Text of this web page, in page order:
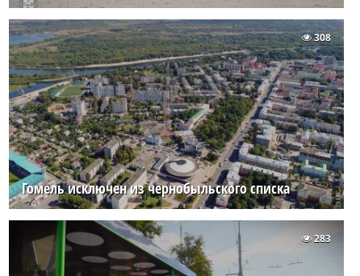
Гомель исключен из чернобыльского списка
308
283